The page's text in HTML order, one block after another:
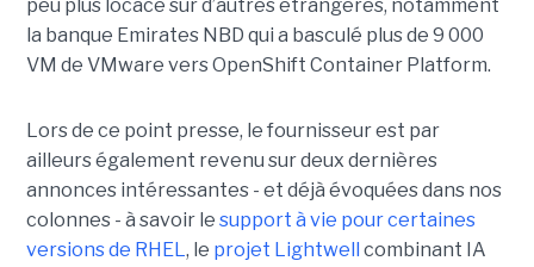
peu plus locace sur d’autres étrangères, notamment
la banque Emirates NBD qui a basculé plus de 9 000
VM de VMware vers OpenShift Container Platform.
Lors de ce point presse, le fournisseur est par
ailleurs également revenu sur deux dernières
annonces intéressantes - et déjà évoquées dans nos
colonnes - à savoir le support à vie pour certaines
versions de RHEL, le projet Lightwell
combinant IA